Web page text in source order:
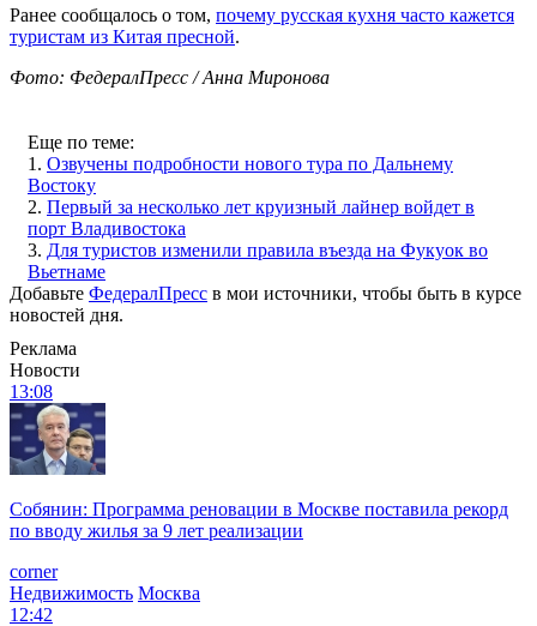
Ранее сообщалось о том, почему русская кухня часто кажется
туристам из Китая пресной.
Фото: ФедералПресс / Анна Миронова
Еще по теме:
1. Озвучены подробности нового тура по Дальнему
Востоку
2. Первый за несколько лет круизный лайнер войдет в
порт Владивостока
3. Для туристов изменили правила въезда на Фукуок во
Вьетнаме
Добавьте ФедералПресс в мои источники, чтобы быть в курсе
новостей дня.
Реклама
Новости
13:08
Собянин: Программа реновации в Москве поставила рекорд
по вводу жилья за 9 лет реализации
corner
Недвижимость Москва
12:42